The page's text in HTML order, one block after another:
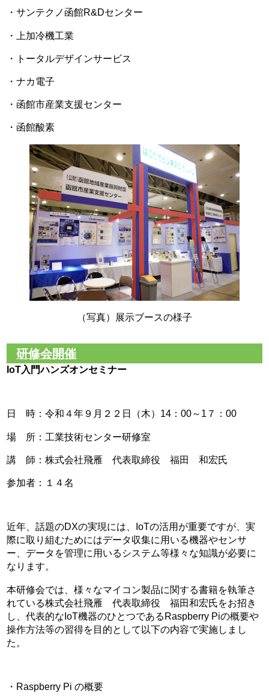
・サンテクノ函館R&Dセンター
・上加冷機工業
・トータルデザインサービス
・ナカ電子
・函館市産業支援センター
・函館酸素
（写真）展示ブースの様子
研修会開催
IoT入門ハンズオンセミナー
日 時：令和４年９月２２日（木）14：00～1７：00
場 所：工業技術センター研修室
講 師：株式会社飛雁 代表取締役 福田 和宏氏
参加者：１４名
近年、話題のDXの実現には、IoTの活用が重要ですが、実
際に取り組むためにはデータ収集に用いる機器やセンサ
ー、データを管理に用いるシステム等様々な知識が必要に
なります。
本研修会では、様々なマイコン製品に関する書籍を執筆さ
れている株式会社飛雁 代表取締役 福田和宏氏をお招き
し、代表的なIoT機器のひとつであるRaspberry Piの概要や
操作方法等の習得を目的として以下の内容で実施しまし
た。
・Raspberry Pi の概要